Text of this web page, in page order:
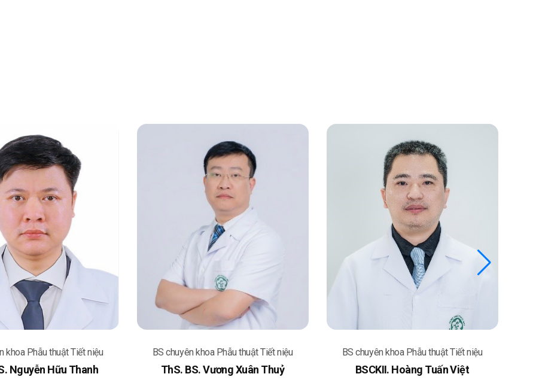
khoa Phẫu thuật Tiết niệu
Nguyễn Hữu Thanh
BS chuyên khoa Phẫu thuật Tiết niệu
ThS. BS. Vương Xuân Thuỷ
BS chuyên khoa Phẫu thuật Tiết niệu
BSCKII. Hoàng Tuấn Việt